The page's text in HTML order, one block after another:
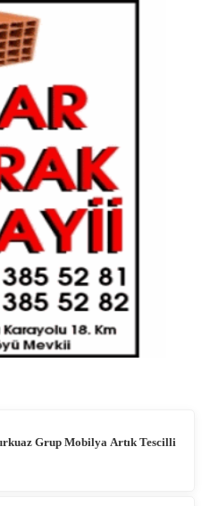
Grup Mobilya Artık Tescilli